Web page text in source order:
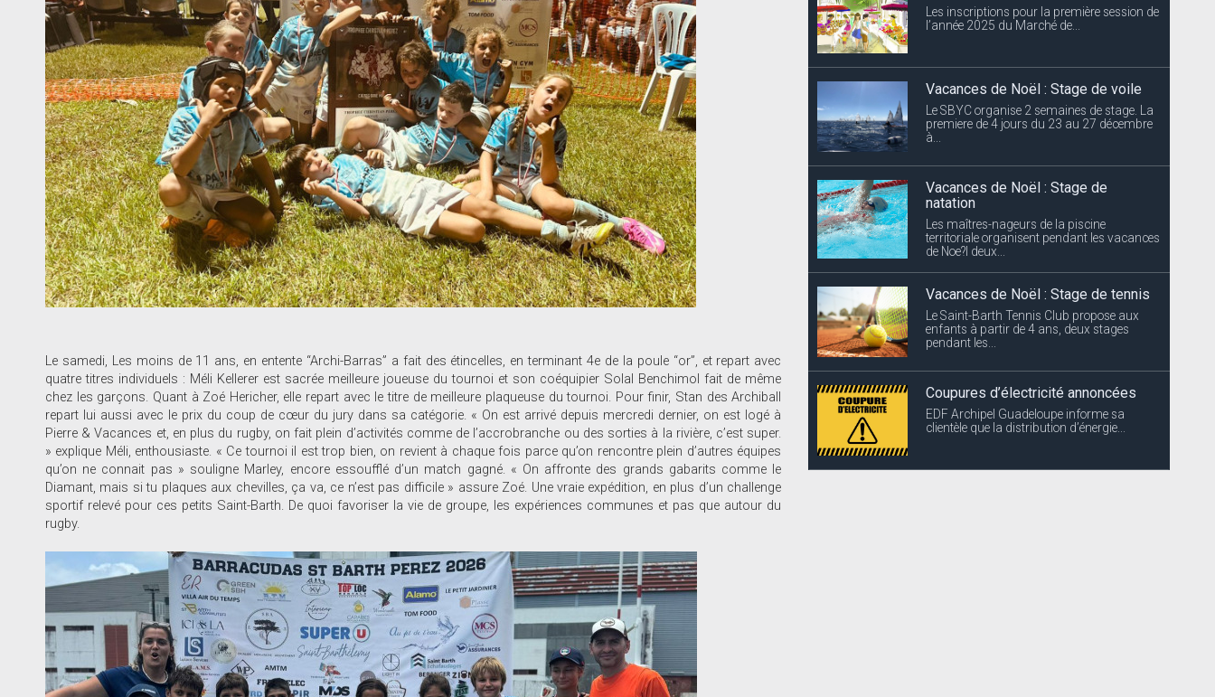
Le samedi, Les moins de 11 ans, en entente “Archi-Barras” a fait des étincelles, en terminant 4e de la poule “or”, et repart avec
quatre titres individuels : Méli Kellerer est sacrée meilleure joueuse du tournoi et son coéquipier Solal Benchimol fait de même
chez les garçons. Quant à Zoé Hericher, elle repart avec le titre de meilleure plaqueuse du tournoi. Pour finir, Stan des Archiball
repart lui aussi avec le prix du coup de cœur du jury dans sa catégorie. « On est arrivé depuis mercredi dernier, on est logé à
Pierre & Vacances et, en plus du rugby, on fait plein d’activités comme de l’accrobranche ou des sorties à la rivière, c’est super.
» explique Méli, enthousiaste. « Ce tournoi il est trop bien, on revient à chaque fois parce qu’on rencontre plein d’autres équipes
qu’on ne connait pas » souligne Marley, encore essoufflé d’un match gagné. « On affronte des grands gabarits comme le
Diamant, mais si tu plaques aux chevilles, ça va, ce n’est pas difficile » assure Zoé. Une vraie expédition, en plus d’un challenge
sportif relevé pour ces petits Saint-Barth. De quoi favoriser la vie de groupe, les expériences communes et pas que autour du
rugby.
Les inscriptions pour la première session de
l’année 2025 du Marché de...
Vacances de Noël : Stage de voile
Le SBYC organise 2 semaines de stage. La
premiere de 4 jours du 23 au 27 décembre
à...
Vacances de Noël : Stage de
natation
Les maîtres-nageurs de la piscine
territoriale organisent pendant les vacances
de Noe?l deux...
Vacances de Noël : Stage de tennis
Le Saint-Barth Tennis Club propose aux
enfants à partir de 4 ans, deux stages
pendant les...
Coupures d’électricité annoncées
EDF Archipel Guadeloupe informe sa
clientèle que la distribution d’énergie...